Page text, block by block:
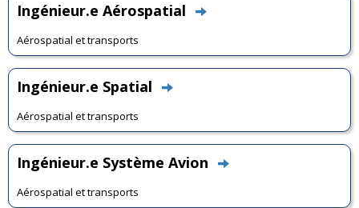
Ingénieur.e Aérospatial
Aérospatial et transports
Ingénieur.e Spatial
Aérospatial et transports
Ingénieur.e Système Avion
Aérospatial et transports